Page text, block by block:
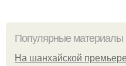
Популярные материалы
На шанхайской